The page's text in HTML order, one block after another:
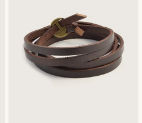
Höchster Preis